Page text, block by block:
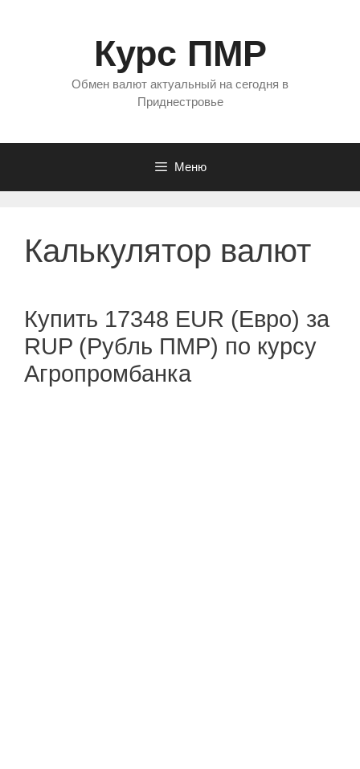
Курс ПМР
Обмен валют актуальный на сегодня в
Приднестровье
Меню
Калькулятор валют
Купить 17348 EUR (Евро) за
RUP (Рубль ПМР) по курсу
Агропромбанка